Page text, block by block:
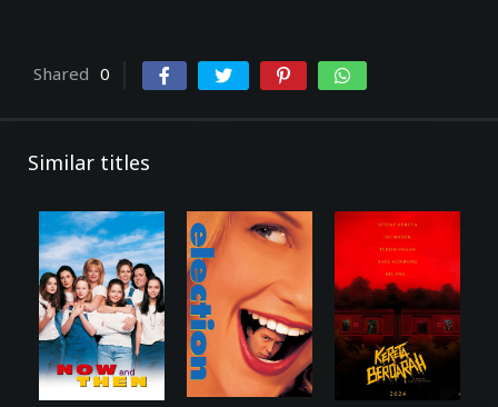
Shared 0
Similar titles